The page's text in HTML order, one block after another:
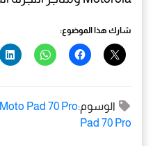
شارك هذا الموضوع:
الوسوم:Moto Pad 70 Pro
Pad 70 Pro